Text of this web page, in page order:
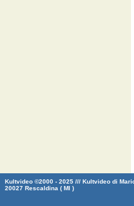
Kultvideo ©2000 - 2025 /// Kultvideo di
20027 Rescaldina ( MI )